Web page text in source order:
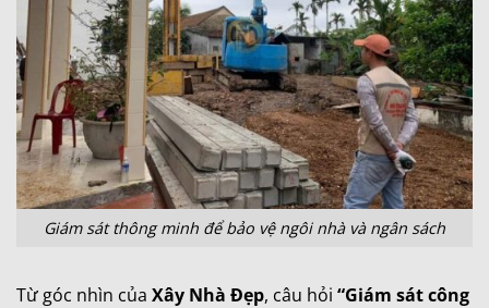
Giám sát thông minh để bảo vệ ngôi nhà và ngân sách
Từ góc nhìn của Xây Nhà Đẹp, câu hỏi “Giám sát công